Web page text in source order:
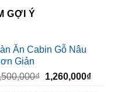
GỢI Ý
Ăn Cabin Gỗ Nâu
Giản
₫ Giá
1,260,000₫Giá